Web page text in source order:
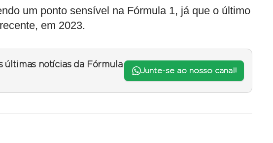
um ponto sensível na Fórmula 1, já que o último
em 2023.
últimas notícias da Fórmula
Junte-se ao nosso canal!